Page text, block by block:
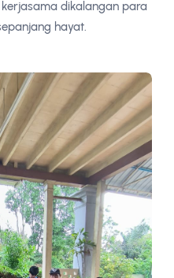
dikalangan para
hayat.